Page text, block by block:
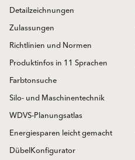
Detailzeichnungen
Zulassungen
Richtlinien und Normen
Produktinfos in 11 Sprachen
Farbtonsuche
Silo- und Maschinentechnik
WDVS-Planungsatlas
Energiesparen leicht gemacht
DübelKonfigurator